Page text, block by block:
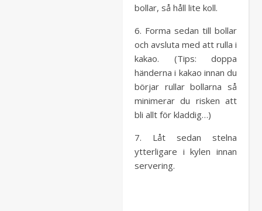
bollar, så håll lite koll.
6. Forma sedan till bollar
och avsluta med att rulla i
kakao. (Tips: doppa
händerna i kakao innan du
börjar rullar bollarna så
minimerar du risken att
bli allt för kladdig…)
7. Låt sedan stelna
ytterligare i kylen innan
servering.